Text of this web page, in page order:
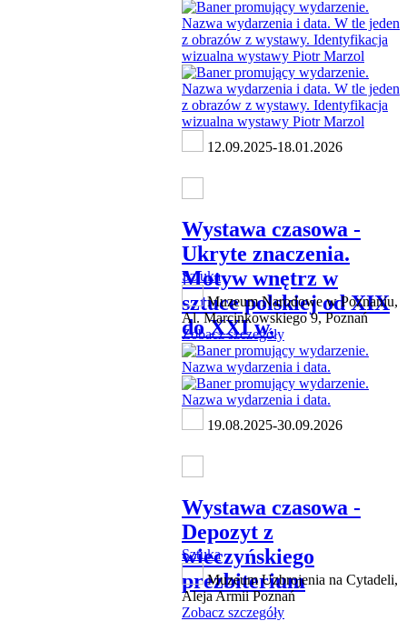
12.09.2025-18.01.2026
Wystawa czasowa -
Ukryte znaczenia.
Motyw wnętrz w
sztuce polskiej od XIX
do XXI w.
Sztuka
Muzeum Narodowe w Poznaniu,
Al. Marcinkowskiego 9, Poznań
Zobacz szczegóły
19.08.2025-30.09.2026
Wystawa czasowa -
Depozyt z
wieczyńskiego
prezbiterium
Sztuka
Muzeum Uzbrojenia na Cytadeli,
Aleja Armii Poznań
Zobacz szczegóły